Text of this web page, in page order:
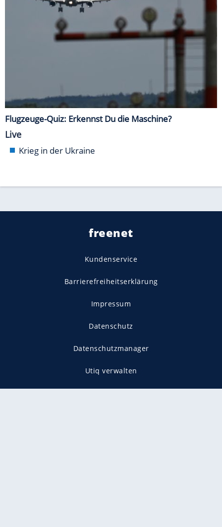
Flugzeuge-Quiz: Erkennst Du die Maschine?
Live
Krieg in der Ukraine
freenet
Kundenservice
Barrierefreiheitserklärung
Impressum
Datenschutz
Datenschutzmanager
Utiq verwalten